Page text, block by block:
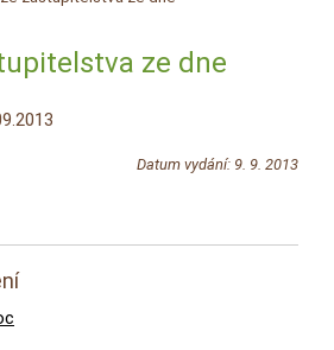
ze dne
Datum vydání: 9. 9. 2013